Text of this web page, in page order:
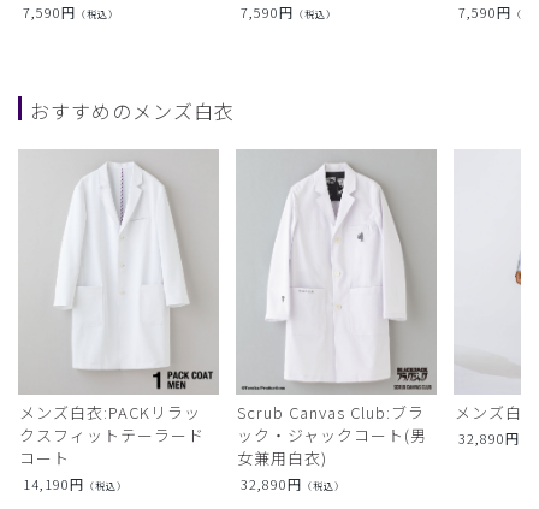
7,590円 （税込） 7,590円 （税込） 7,590円 （税
おすすめのメンズ白衣
メンズ白衣:PACKリラッ
クスフィットテーラード
コート
14,190円 （税込）
Scrub Canvas Club:ブラ
ック・ジャックコート(男
女兼用白衣)
32,890円 （税込）
メンズ白
32,890円